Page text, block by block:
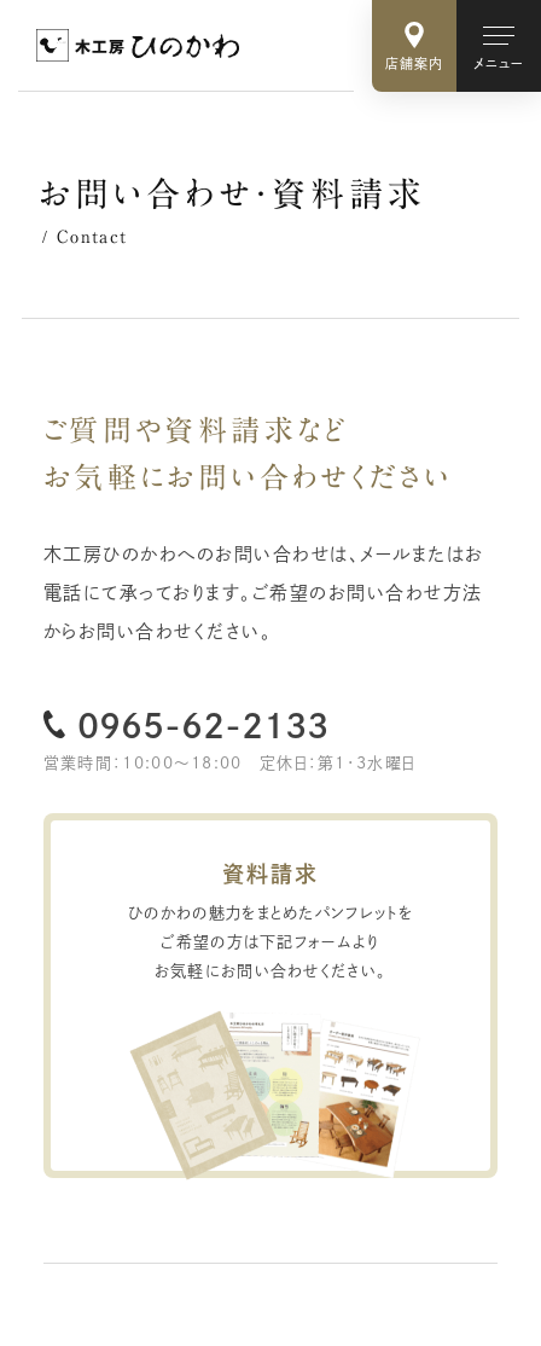
店舗案内 メニュー
お 問 い 合 わ せ ・ 資 料 請 求
Contact
ご質問や資料請求など
お気軽に お問い合わせください
木工房ひのかわへのお問い合わせは、メールまたはお
電話にて承っております。 ご希望のお問い合わせ方法
からお問い合わせください。
0965-62-2133
営業時間：10:00〜18:00 定休日：第1・3水曜日
資料請求
ひのかわの魅力をまとめたパンフレットを
ご希望の方は下記フォームより
お気軽にお問い合わせください。